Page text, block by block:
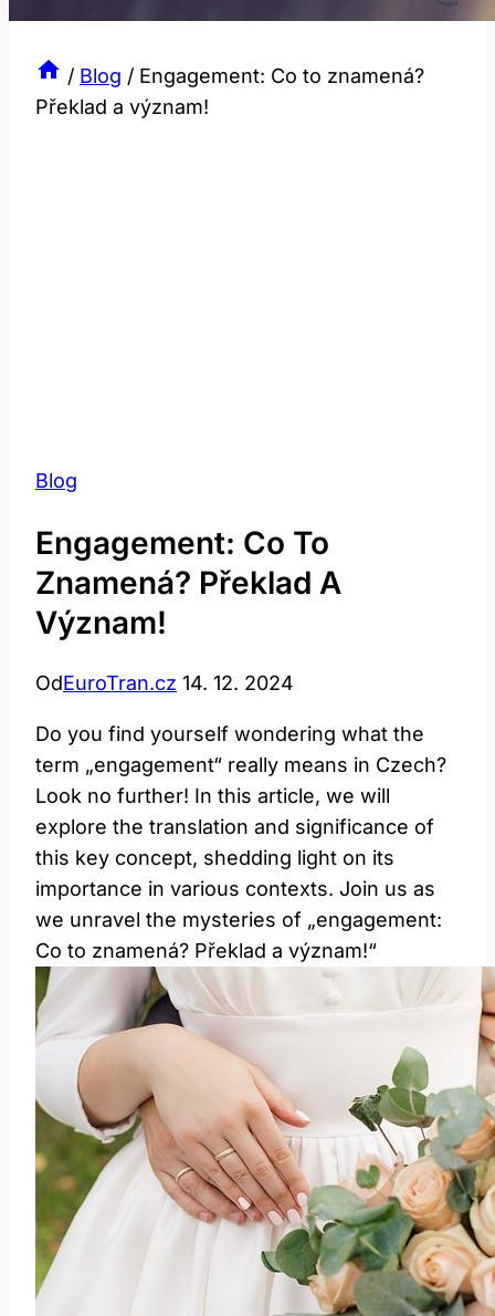
/ Blog / Engagement: Co to znamená?
Překlad a význam!
Blog
Engagement: Co To
Znamená? Překlad A
Význam!
OdEuroTran.cz 14. 12. 2024
Do you find yourself wondering what the
term „engagement“ really means in Czech?
Look no further! In this article, we will
explore the translation and significance of
this key concept, shedding light on its
importance in various contexts. Join us as
we unravel the mysteries of „engagement:
Co to znamená? Překlad a význam!“